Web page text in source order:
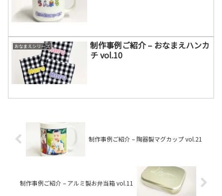
おなまえシリーズ
制作事例ご紹介 – おなまえハンカ
チ vol.10
制作事例ご紹介 – 陶器製マグカップ vol.21
制作事例ご紹介 – アルミ製お弁当箱 vol.11